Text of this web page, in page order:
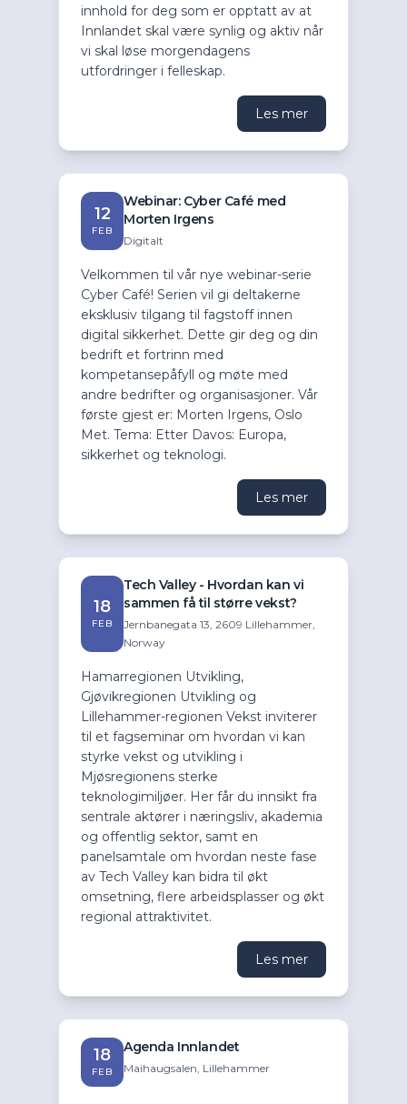
innhold for deg som er opptatt av at
Innlandet skal være synlig og aktiv når
vi skal løse morgendagens
utfordringer i felleskap.
Les mer
12
FEB
Webinar: Cyber Café med
Morten Irgens
Digitalt
Velkommen til vår nye webinar-serie
Cyber Café! Serien vil gi deltakerne
eksklusiv tilgang til fagstoff innen
digital sikkerhet. Dette gir deg og din
bedrift et fortrinn med
kompetansepåfyll og møte med
andre bedrifter og organisasjoner. Vår
første gjest er: Morten Irgens, Oslo
Met. Tema: Etter Davos: Europa,
sikkerhet og teknologi.
Les mer
18
FEB
Tech Valley - Hvordan kan vi
sammen få til større vekst?
Jernbanegata 13, 2609 Lillehammer,
Norway
Hamarregionen Utvikling,
Gjøvikregionen Utvikling og
Lillehammer-regionen Vekst inviterer
til et fagseminar om hvordan vi kan
styrke vekst og utvikling i
Mjøsregionens sterke
teknologimiljøer. Her får du innsikt fra
sentrale aktører i næringsliv, akademia
og offentlig sektor, samt en
panelsamtale om hvordan neste fase
av Tech Valley kan bidra til økt
omsetning, flere arbeidsplasser og økt
regional attraktivitet.
Les mer
18
FEB
Agenda Innlandet
Maihaugsalen, Lillehammer